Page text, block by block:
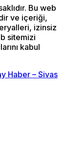
Bu web
ve içeriği,
izinsiz
sitemizi
kabul